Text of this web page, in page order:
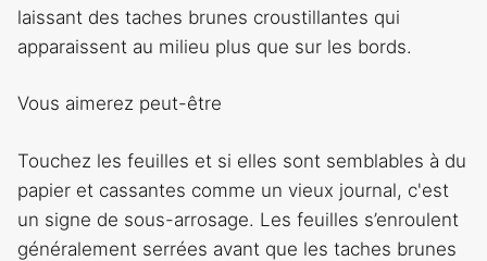
laissant des taches brunes croustillantes qui
apparaissent au milieu plus que sur les bords.
Vous aimerez peut-être
Touchez les feuilles et si elles sont semblables à du
papier et cassantes comme un vieux journal, c'est
un signe de sous-arrosage. Les feuilles s’enroulent
généralement serrées avant que les taches brunes